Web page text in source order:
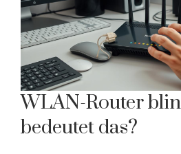
WLAN-Router
bedeutet das?